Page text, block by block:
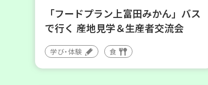
「フードプラン上富田みかん」バス
で行く 産地見学＆生産者交流会
学び・体験 食